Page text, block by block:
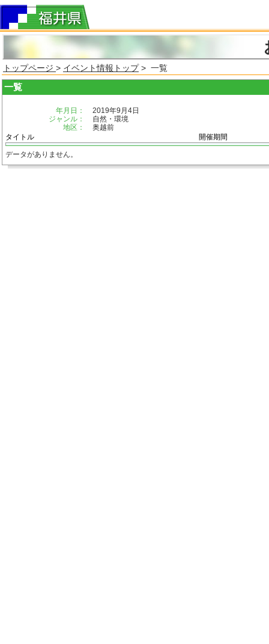
トップページ > イベント情報トップ> 一覧
一覧
年月日：
2019年9月4日
ジャンル：
自然・環境
地区：
奥越前
タイトル
開催期間
データがありません。